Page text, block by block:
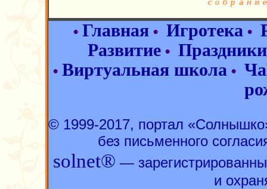
• Главная • Игротека •
Развитие• Праздники
• Виртуальная школа •
© 1999-2017, портал
без письменного
solnet® —
и